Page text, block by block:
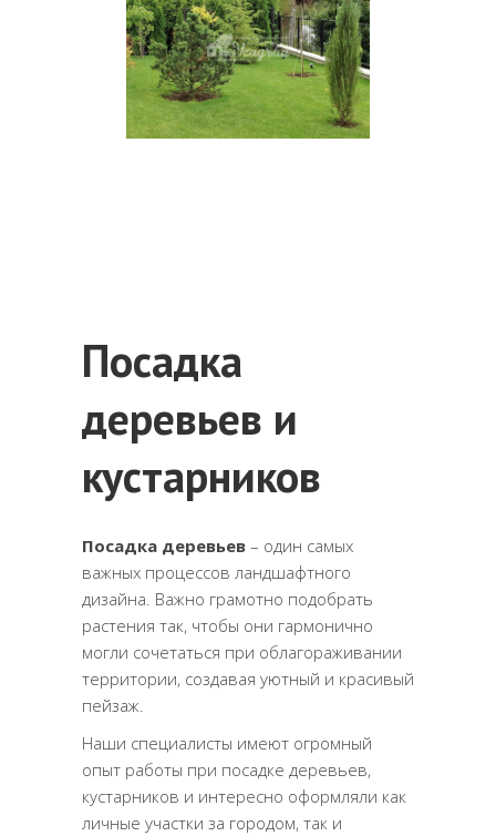
Посадка
деревьев и
кустарников
Посадка деревьев – один самых
важных процессов ландшафтного
дизайна. Важно грамотно подобрать
растения так, чтобы они гармонично
могли сочетаться при облагораживании
территории, создавая уютный и красивый
пейзаж.
Наши специалисты имеют огромный
опыт работы при посадке деревьев,
кустарников и интересно оформляли как
личные участки за городом, так и